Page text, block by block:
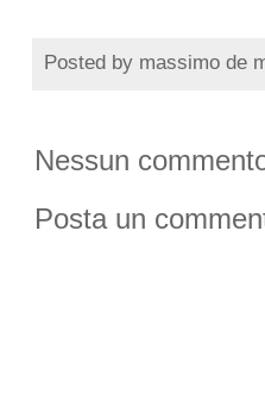
Posted by massimo de
Nessun
Posta un